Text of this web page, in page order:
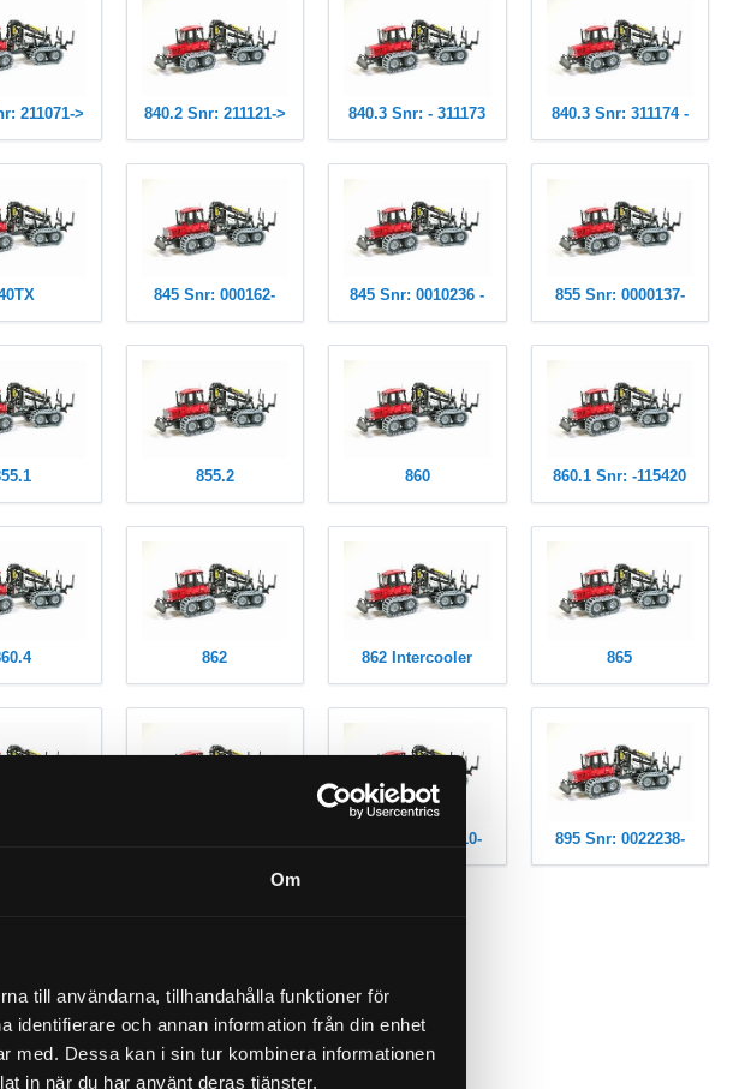
Om
till användarna, tillhandahålla funktioner för
identifierare och annan information från din enhet
med. Dessa kan i sin tur kombinera informationen
in när du har använt deras tjänster.
211071-> 840.2 Snr: 211121-> 840.3 Snr: - 311173 840.3 Snr: 311174 -
845 Snr: 000162- 845 Snr: 0010236 - 855 Snr: 0000137-
855.2 860 860.1 Snr: -115420
862 862 Intercooler 865
895 Snr: 0011010- 895 Snr: 0022238-